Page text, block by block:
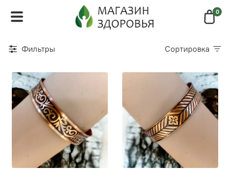
0
Фильтры Сортировка